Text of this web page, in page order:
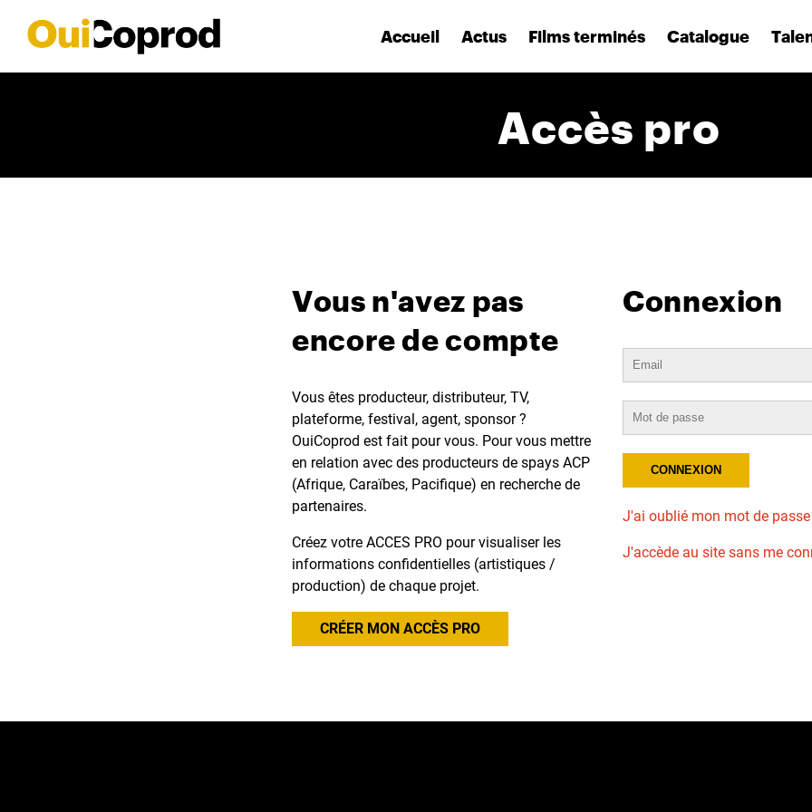
Accueil Actus Films terminés Catalogue
Accès pro
Vous n'avez pas
encore de compte
Vous êtes producteur, distributeur, TV,
plateforme, festival, agent, sponsor ?
OuiCoprod est fait pour vous. Pour vous mettre
en relation avec des producteurs de spays ACP
(Afrique, Caraïbes, Pacifique) en recherche de
partenaires.
Créez votre ACCES PRO pour visualiser les
informations confidentielles (artistiques /
production) de chaque projet.
CRÉER MON ACCÈS PRO
Connexion
J'ai oublié mon mot de passe
J'accède au site sans me